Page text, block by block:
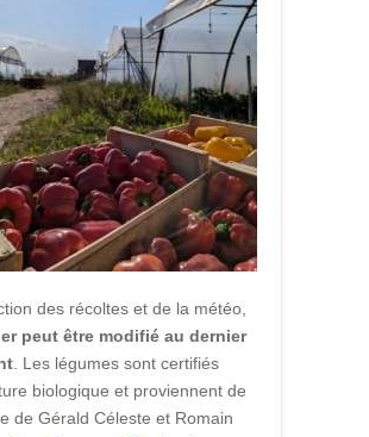
des récoltes et de la météo,
peut être modifié au dernier
. Les légumes sont certifiés
biologique et proviennent de
de Gérald Céleste et Romain